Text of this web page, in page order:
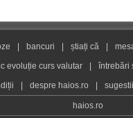
bancuri știați că
evoluție curs valutar
întrebări
despre haios.ro
haios.ro